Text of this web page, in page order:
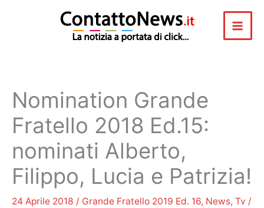
Nomination Grande
Fratello 2018 Ed.15:
nominati Alberto,
Filippo, Lucia e Patrizia!
24 Aprile 2018 / Grande Fratello 2019 Ed. 16, News, Tv /